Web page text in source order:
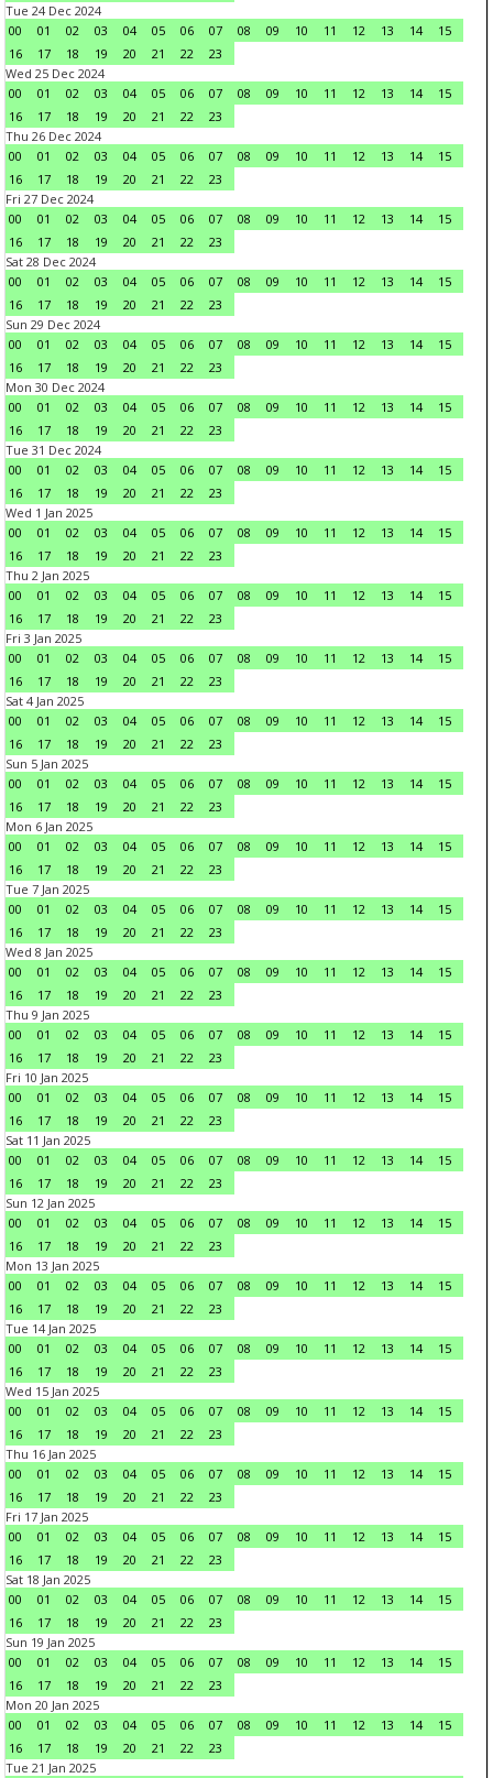
Tue 24 Dec 2024
00
01 02 03 04 05 06 07 08 09 10 11 12 13 14
15
16
17 18 19 20 21 22
23
Wed 25 Dec 2024
00
01 02 03 04 05 06 07 08 09 10 11 12 13 14
15
16
17 18 19 20 21 22
23
Thu 26 Dec 2024
00
01 02 03 04 05 06 07 08 09 10 11 12 13 14
15
16
17 18 19 20 21 22
23
Fri 27 Dec 2024
00
01 02 03 04 05 06 07 08 09 10 11 12 13 14
15
16
17 18 19 20 21 22
23
Sat 28 Dec 2024
00
01 02 03 04 05 06 07 08 09 10 11 12 13 14
15
16
17 18 19 20 21 22
23
Sun 29 Dec 2024
00
01 02 03 04 05 06 07 08 09 10 11 12 13 14
15
16
17 18 19 20 21 22
23
Mon 30 Dec 2024
00
01 02 03 04 05 06 07 08 09 10 11 12 13 14
15
16
17 18 19 20 21 22
23
Tue 31 Dec 2024
00
01 02 03 04 05 06 07 08 09 10 11 12 13 14
15
16
17 18 19 20 21 22
23
Wed 1 Jan 2025
00
01 02 03 04 05 06 07 08 09 10 11 12 13 14
15
16
17 18 19 20 21 22
23
Thu 2 Jan 2025
00
01 02 03 04 05 06 07 08 09 10 11 12 13 14
15
16
17 18 19 20 21 22
23
Fri 3 Jan 2025
00
01 02 03 04 05 06 07 08 09 10 11 12 13 14
15
16
17 18 19 20 21 22
23
Sat 4 Jan 2025
00
01 02 03 04 05 06 07 08 09 10 11 12 13 14
15
16
17 18 19 20 21 22
23
Sun 5 Jan 2025
00
01 02 03 04 05 06 07 08 09 10 11 12 13 14
15
16
17 18 19 20 21 22
23
Mon 6 Jan 2025
00
01 02 03 04 05 06 07 08 09 10 11 12 13 14
15
16
17 18 19 20 21 22
23
Tue 7 Jan 2025
00
01 02 03 04 05 06 07 08 09 10 11 12 13 14
15
16
17 18 19 20 21 22
23
Wed 8 Jan 2025
00
01 02 03 04 05 06 07 08 09 10 11 12 13 14
15
16
17 18 19 20 21 22
23
Thu 9 Jan 2025
00
01 02 03 04 05 06 07 08 09 10 11 12 13 14
15
16
17 18 19 20 21 22
23
Fri 10 Jan 2025
00
01 02 03 04 05 06 07 08 09 10 11 12 13 14
15
16
17 18 19 20 21 22
23
Sat 11 Jan 2025
00
01 02 03 04 05 06 07 08 09 10 11 12 13 14
15
16
17 18 19 20 21 22
23
Sun 12 Jan 2025
00
01 02 03 04 05 06 07 08 09 10 11 12 13 14
15
16
17 18 19 20 21 22
23
Mon 13 Jan 2025
00
01 02 03 04 05 06 07 08 09 10 11 12 13 14
15
16
17 18 19 20 21 22
23
Tue 14 Jan 2025
00
01 02 03 04 05 06 07 08 09 10 11 12 13 14
15
16
17 18 19 20 21 22
23
Wed 15 Jan 2025
00
01 02 03 04 05 06 07 08 09 10 11 12 13 14
15
16
17 18 19 20 21 22
23
Thu 16 Jan 2025
00
01 02 03 04 05 06 07 08 09 10 11 12 13 14
15
16
17 18 19 20 21 22
23
Fri 17 Jan 2025
00
01 02 03 04 05 06 07 08 09 10 11 12 13 14
15
16
17 18 19 20 21 22
23
Sat 18 Jan 2025
00
01 02 03 04 05 06 07 08 09 10 11 12 13 14
15
16
17 18 19 20 21 22
23
Sun 19 Jan 2025
00
01 02 03 04 05 06 07 08 09 10 11 12 13 14
15
16
17 18 19 20 21 22
23
Mon 20 Jan 2025
00
01 02 03 04 05 06 07 08 09 10 11 12 13 14
15
16
17 18 19 20 21 22
23
Tue 21 Jan 2025